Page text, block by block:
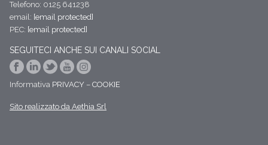
Telefono: 0125 641238
email: [email protected]
PEC: [email protected]
SEGUITECI ANCHE SUI CANALI SOCIAL
Informativa PRIVACY – COOKIE
Sito realizzato da Aethia Srl